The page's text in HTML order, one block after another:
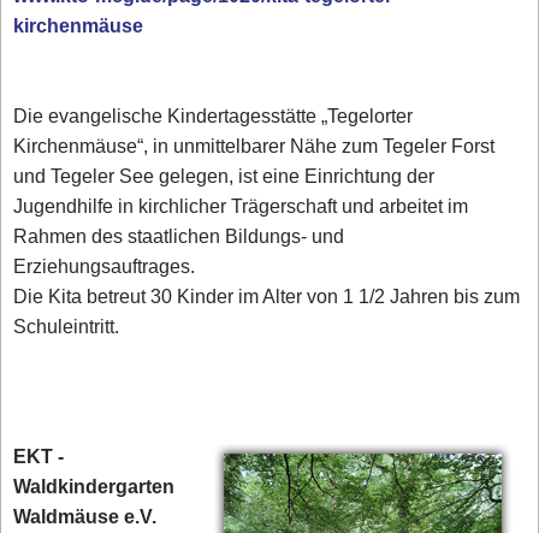
kirchenmäuse
Die evangelische Kindertagesstätte „Tegelorter
Kirchenmäuse“, in unmittelbarer Nähe zum Tegeler Forst
und Tegeler See gelegen, ist eine Einrichtung der
Jugendhilfe in kirchlicher Trägerschaft und arbeitet im
Rahmen des staatlichen Bildungs- und
Erziehungsauftrages.
Die Kita betreut 30 Kinder im Alter von 1 1/2 Jahren bis zum
Schuleintritt.
EKT -
Waldkindergarten
Waldmäuse e.V.